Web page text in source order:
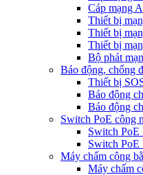
Cáp mạng
Thiết bị
Thiết bị
Thiết bị
Bộ phát
Báo động, chống
Thiết bị
Báo động
Báo động
Switch PoE công
Switch
Switch PoE
Máy chấm công
Máy chấm